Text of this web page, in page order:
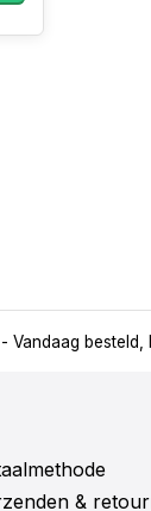
- Vandaag besteld,
&